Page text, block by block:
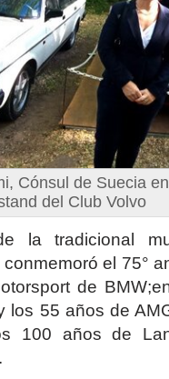
Cónsul de Suecia
del Club Volvo
la tradicional
el 75°
de
los 55 años de
100 años de